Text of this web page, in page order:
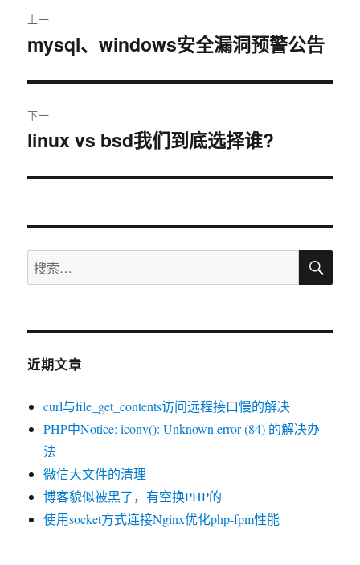
章
航
上一
上
文
章：
mysql、windows安全漏洞预警公告
下一
下
文
linux vs bsd我们到底选择谁?
搜
索：
搜
近期文章
curl与file_get_contents访问远程接口慢的解决
PHP中Notice: iconv(): Unknown error (84) 的解决办
法
微信大文件的清理
博客貌似被黑了，有空换PHP的
使用socket方式连接Nginx优化php-fpm性能